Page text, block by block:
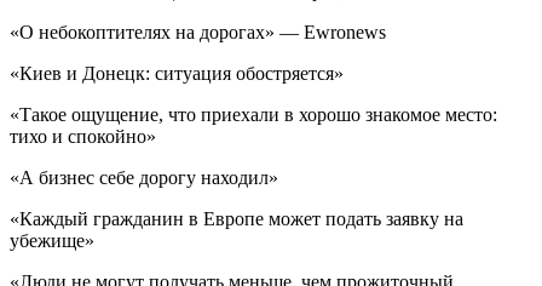
«О небокоптителях на дорогах» — Ewronews
«Киев и Донецк: ситуация обостряется»
«Такое ощущение, что приехали в хорошо знакомое место:
тихо и спокойно»
«А бизнес себе дорогу находил»
«Каждый гражданин в Европе может подать заявку на
убежище»
«Люди не могут получать меньше, чем прожиточный